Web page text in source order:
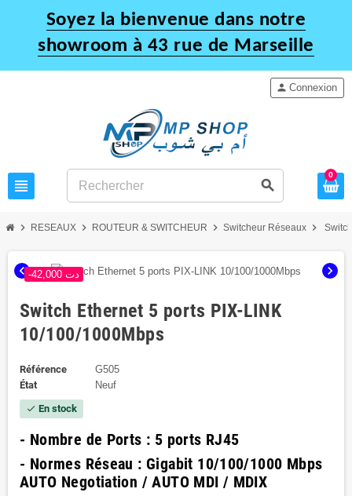
Soyez la bienvenue dans notre
showroom à 43 rue de Marseille
view_headline search
person Connexion
0
chevron_right RESEAUX chevron_right ROUTEUR & SWITCHEUR chevron_right Switcheur Réseaux chevron_right
chevron_left chevron_right -42,000 دت
Switch Ethernet 5 ports PIX-LINK
10/100/1000Mbps
Référence
G505
État
Neuf
check En stock
- Nombre de Ports : 5 ports RJ45
- Normes Réseau : Gigabit 10/100/1000 Mbps
AUTO Negotiation / AUTO MDI / MDIX